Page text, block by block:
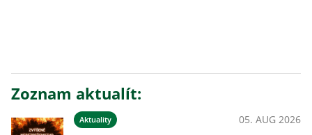
Zoznam aktualít:
Aktuality 05. AUG 2026